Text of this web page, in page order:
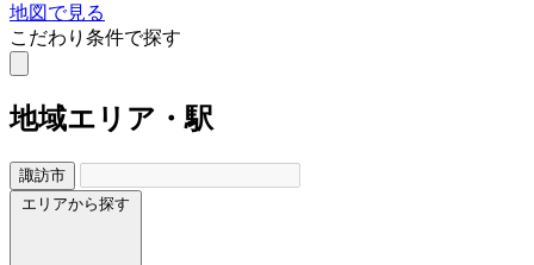
地図で見る
こだわり条件で探す
地域エリア・駅
諏訪市
エリアから探す